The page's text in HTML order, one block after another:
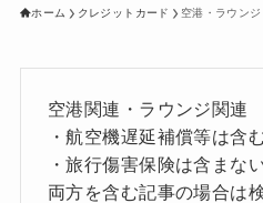
ホーム クレジットカード 空港・ラウンジ
空港関連・ラウンジ関連
・航空機遅延補償等は含
・旅行傷害保険は含まな
両方を含む記事の場合は